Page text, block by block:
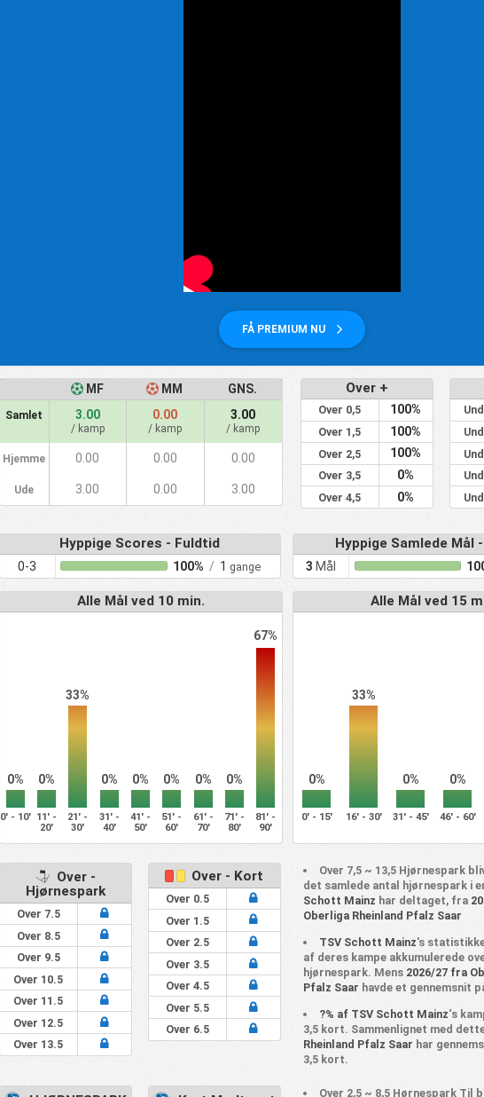
FÅ PREMIUM NU
MF MM GNS.
Samlet 3.00
/ kamp
0.00
/ kamp
3.00
/ kamp
Hjemme 0.00 0.00 0.00
Ude 3.00 0.00 3.00
Over +
Over 0,5 100%
Over 1,5 100%
Over 2,5 100%
Over 3,5 0%
Over 4,5 0%
Hyppige Scores - Fuldtid
0-3 100% / 1 gange
Hyppige Samlede Mål
3 Mål
Alle Mål ved 10 min.
0% 0%
33%
0% 0% 0% 0% 0%
67%
0' - 10' 11' -
20'
21' -
30'
31' -
40'
41' -
50'
51' -
60'
61' -
70'
71' -
80'
81' -
90'
Alle Mål ved 15
0%
33%
0% 0%
0' - 15' 16' - 30' 31' - 45' 46' - 60'
Over -
Hjørnespark
Over 7.5
Over 8.5
Over 9.5
Over 10.5
Over 11.5
Over 12.5
Over 13.5
Over - Kort
Over 0.5
Over 1.5
Over 2.5
Over 3.5
Over 4.5
Over 5.5
Over 6.5
Over 7,5 ~ 13,5 Hjørnespark
det samlede antal hjørnespark i
Schott Mainz har deltaget, fra
Oberliga Rheinland Pfalz Saar
TSV Schott Mainz's
af deres kampe akkumulerede
hjørnespark. Mens 2026/27 fra
Pfalz Saar havde et gennemsnit
?% af TSV Schott Mainz‘s
3,5 kort. Sammenlignet med
Rheinland Pfalz Saar har
3,5 kort.
Over 2,5 ~ 8,5 Hørnespark Til